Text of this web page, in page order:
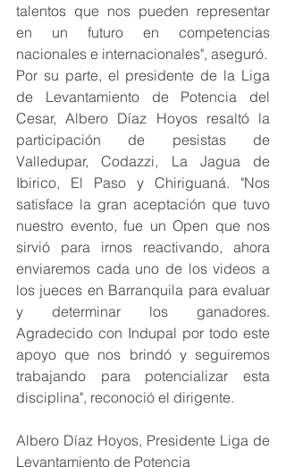
talentos que nos pueden representar
en un futuro en competencias
nacionales e internacionales", aseguró.
Por su parte, el presidente de la Liga
de Levantamiento de Potencia del
Cesar, Albero Díaz Hoyos resaltó la
participación de pesistas de
Valledupar, Codazzi, La Jagua de
Ibirico, El Paso y Chiriguaná. "Nos
satisface la gran aceptación que tuvo
nuestro evento, fue un Open que nos
sirvió para irnos reactivando, ahora
enviaremos cada uno de los videos a
los jueces en Barranquila para evaluar
y determinar los ganadores.
Agradecido con Indupal por todo este
apoyo que nos brindó y seguiremos
trabajando para potencializar esta
disciplina", reconoció el dirigente.
Albero Díaz Hoyos, Presidente Liga de
Levantamiento de Potencia